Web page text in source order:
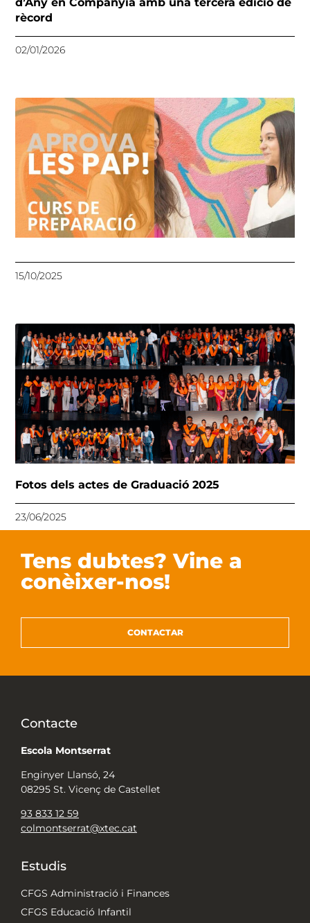
rècord
02/01/2026
15/10/2025
Fotos dels actes de Graduació 2025
23/06/2025
Tens dubtes? Vine a
conèixer-nos!
CONTACTAR
Contacte
Escola Montserrat
Enginyer Llansó, 24
08295 St. Vicenç de Castellet
93 833 12 59
colmontserrat@xtec.cat
Estudis
CFGS Administració i Finances
CFGS Educació Infantil